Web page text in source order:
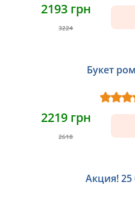
2193 грн
3224
Букет
2219 грн
2618
Акция!